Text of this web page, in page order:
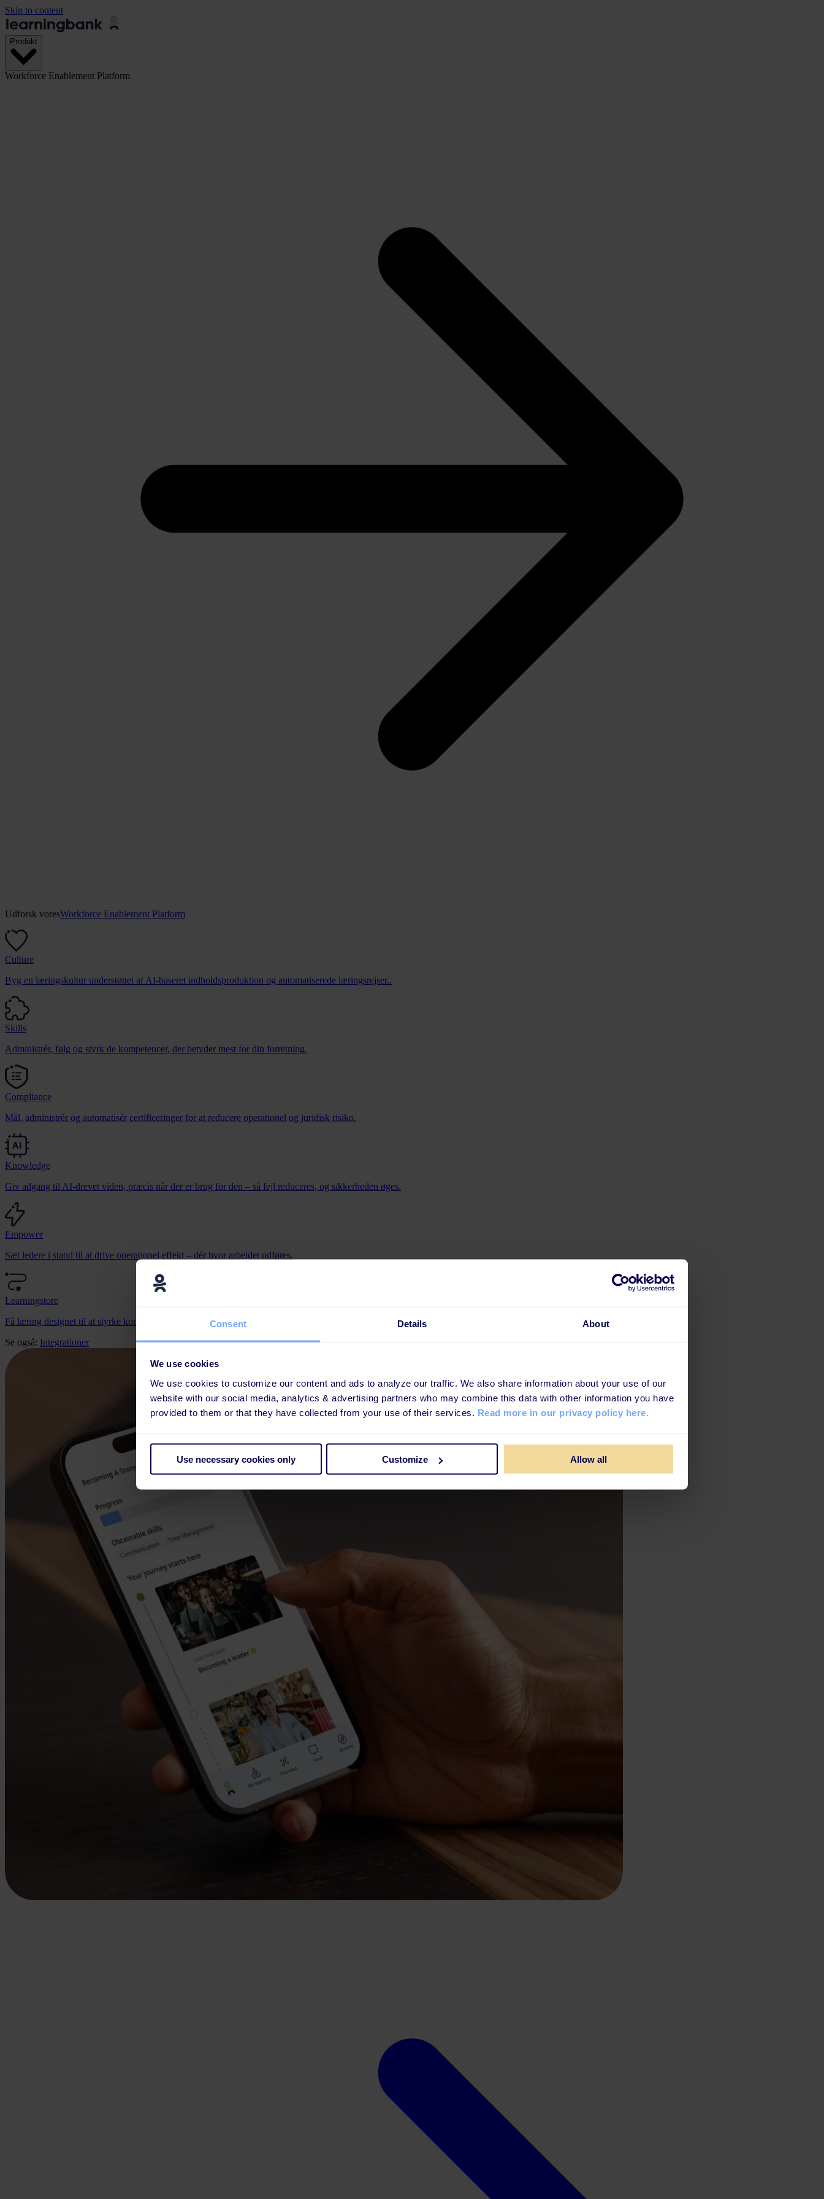
Consent Details About
We use cookies
We use cookies to customize our content and ads to analyze our traffic. We also share information about your use of our
website with our social media, analytics & advertising partners who may combine this data with other information you have
provided to them or that they have collected from your use of their services. Read more in our privacy policy here.
Use necessary cookies only Customize Allow all
Skip to content
Produkt
Workforce Enablement Platform
Udforsk voresWorkforce Enablement Platform
Culture
Byg en læringskultur understøttet af AI-baseret indholdsproduktion og automatiserede læringsrejser..
Skills
Administrér, følg og styrk de kompetencer, der betyder mest for din forretning.
Compliance
Mål, administrér og automatisér certificeringer for at reducere operationel og juridisk risiko.
Knowledge
Giv adgang til AI-drevet viden, præcis når der er brug for den – så fejl reduceres, og sikkerheden øges.
Empower
Sæt ledere i stand til at drive operationel effekt – dér hvor arbejdet udføres.
Learningstore
Få læring designet til at styrke kompetencer, ændre adfærd og flytte forretningen.
Se også: Integrationer